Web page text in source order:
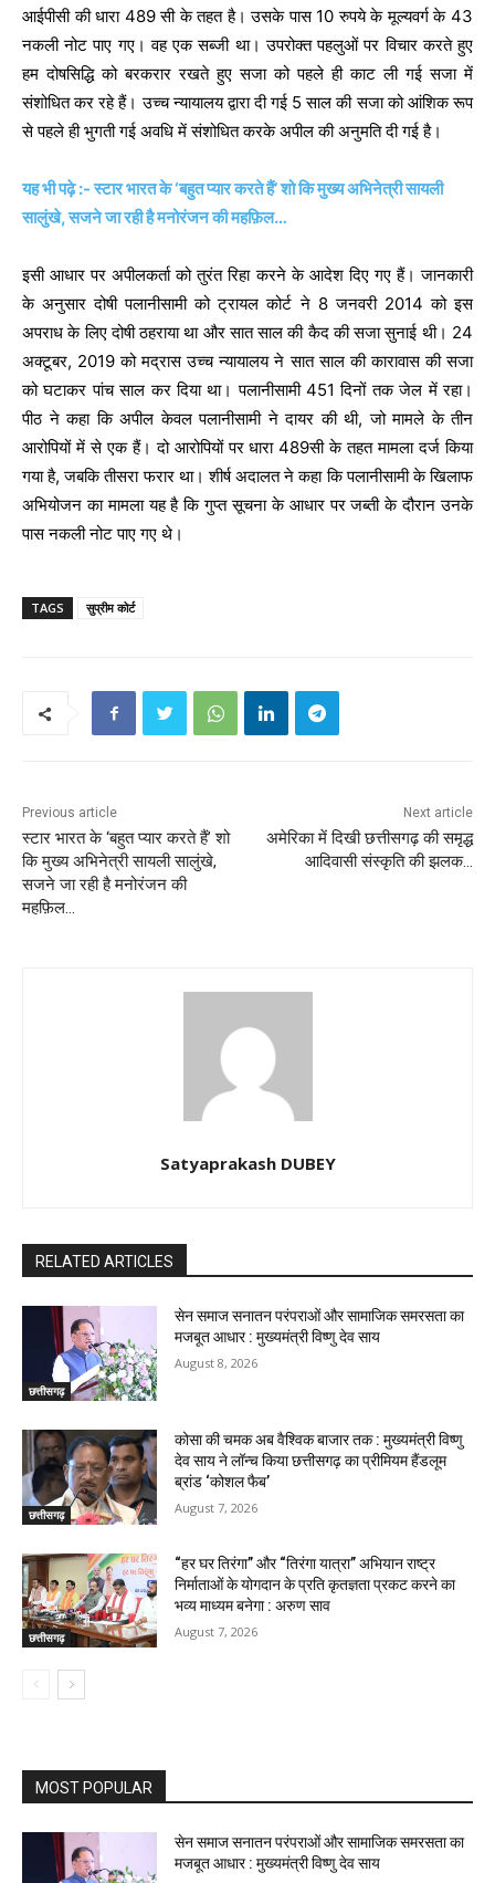
आईपीसी की धारा 489 सी के तहत है। उसके पास 10 रुपये के मूल्यवर्ग के 43
नकली नोट पाए गए। वह एक सब्जी था। उपरोक्त पहलुओं पर विचार करते हुए
हम दोषसिद्धि को बरकरार रखते हुए सजा को पहले ही काट ली गई सजा में
संशोधित कर रहे हैं। उच्च न्यायालय द्वारा दी गई 5 साल की सजा को आंशिक रूप
से पहले ही भुगती गई अवधि में संशोधित करके अपील की अनुमति दी गई है।
यह भी पढ़े :- स्टार भारत के ‘बहुत प्यार करते हैं’ शो कि मुख्य अभिनेत्री सायली
सालुंखे, सजने जा रही है मनोरंजन की महफ़िल…
इसी आधार पर अपीलकर्ता को तुरंत रिहा करने के आदेश ‎दिए गए हैं। जानकारी
के अनुसार दोषी पलानीसामी को ट्रायल कोर्ट ने 8 जनवरी 2014 को इस
अपराध के लिए दोषी ठहराया था और सात साल की कैद की सजा सुनाई थी। 24
अक्टूबर, 2019 को मद्रास उच्च न्यायालय ने सात साल की कारावास की सजा
को घटाकर पांच साल कर दिया था। पलानीसामी 451 दिनों तक जेल में रहा।
पीठ ने कहा कि अपील केवल पलानीसामी ने दायर की थी, जो मामले के तीन
आरोपियों में से एक हैं। दो आरोपियों पर धारा 489सी के तहत मामला दर्ज किया
गया है, जबकि तीसरा फरार था। शीर्ष अदालत ने कहा कि पलानीसामी के खिलाफ
अभियोजन का मामला यह है कि गुप्त सूचना के आधार पर जब्ती के दौरान उनके
पास नकली नोट पाए गए थे।
TAGS सुप्रीम कोर्ट
Previous article
स्टार भारत के ‘बहुत प्यार करते हैं’ शो
कि मुख्य अभिनेत्री सायली सालुंखे,
सजने जा रही है मनोरंजन की
महफ़िल…
Next article
अमेरिका में दिखी छत्तीसगढ़ की समृद्ध
आदिवासी संस्कृति की झलक…
Satyaprakash DUBEY
RELATED ARTICLES
छत्तीसगढ़
सेन समाज सनातन परंपराओं और सामाजिक समरसता का
मजबूत आधार : मुख्यमंत्री विष्णु देव साय
August 8, 2026
छत्तीसगढ़
कोसा की चमक अब वैश्विक बाजार तक : मुख्यमंत्री विष्णु
देव साय ने लॉन्च किया छत्तीसगढ़ का प्रीमियम हैंडलूम
ब्रांड ‘कोशल फैब’
August 7, 2026
छत्तीसगढ़
“हर घर तिरंगा” और “तिरंगा यात्रा” अभियान राष्ट्र
निर्माताओं के योगदान के प्रति कृतज्ञता प्रकट करने का
भव्य माध्यम बनेगा : अरुण साव
August 7, 2026
MOST POPULAR
सेन समाज सनातन परंपराओं और सामाजिक समरसता का
मजबूत आधार : मुख्यमंत्री विष्णु देव साय